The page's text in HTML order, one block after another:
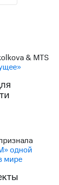
& MTS
одной
мире